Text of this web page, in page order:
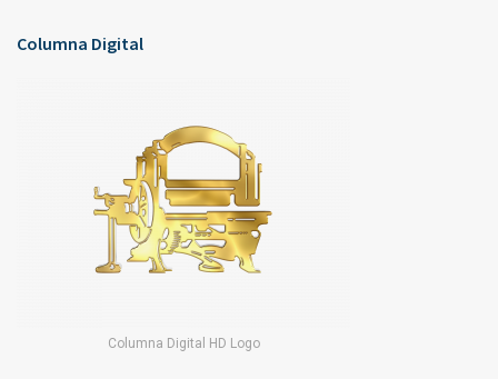
Columna Digital
Columna Digital HD Logo